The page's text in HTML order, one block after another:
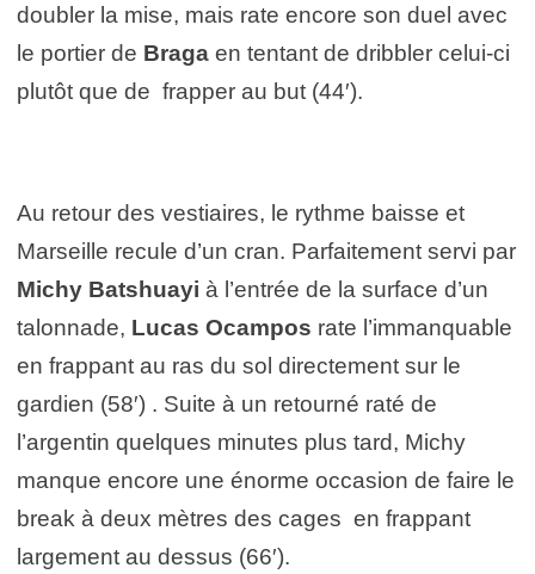
doubler la mise, mais rate encore son duel avec
le portier de Braga en tentant de dribbler celui-ci
plutôt que de frapper au but (44′).
Au retour des vestiaires, le rythme baisse et
Marseille recule d’un cran. Parfaitement servi par
Michy Batshuayi à l’entrée de la surface d’un
talonnade, Lucas Ocampos rate l’immanquable
en frappant au ras du sol directement sur le
gardien (58′) . Suite à un retourné raté de
l’argentin quelques minutes plus tard, Michy
manque encore une énorme occasion de faire le
break à deux mètres des cages en frappant
largement au dessus (66′).